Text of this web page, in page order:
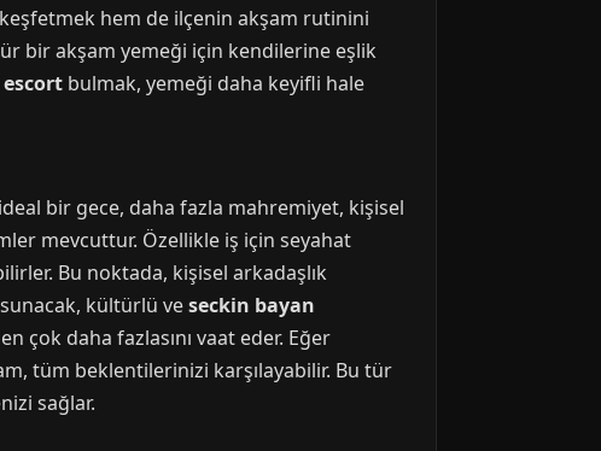
hem de ilçenin akşam rutinini
bir akşam yemeği için kendilerine eşlik
escort bulmak, yemeği daha keyifli hale
bir gece, daha fazla mahremiyet, kişisel
mevcuttur. Özellikle iş için seyahat
Bu noktada, kişisel arkadaşlık
kültürlü veseckin bayan
çok daha fazlasını vaat eder. Eğer
tüm beklentilerinizi karşılayabilir. Bu tür
sağlar.